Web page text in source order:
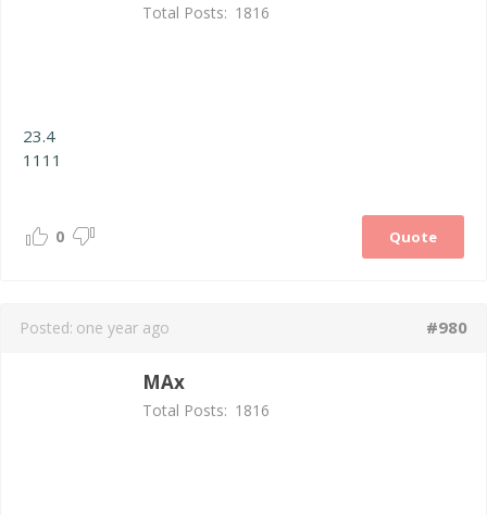
Total Posts: 1816
23.4
1111
Quote
0
Posted: one year ago #980
MAx
Total Posts: 1816